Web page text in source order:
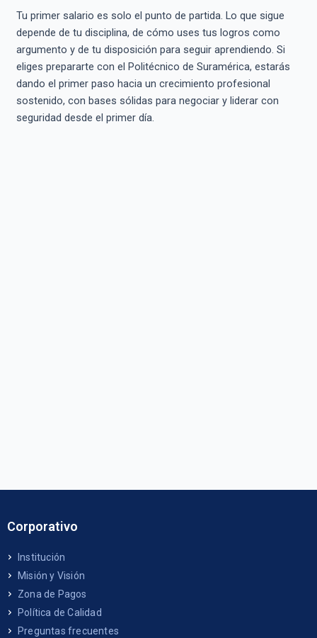
Tu primer salario es solo el punto de partida. Lo que sigue
depende de tu disciplina, de cómo uses tus logros como
argumento y de tu disposición para seguir aprendiendo. Si
eliges prepararte con el Politécnico de Suramérica, estarás
dando el primer paso hacia un crecimiento profesional
sostenido, con bases sólidas para negociar y liderar con
seguridad desde el primer día.
Corporativo
Institución
Misión y Visión
Zona de Pagos
Política de Calidad
Preguntas frecuentes